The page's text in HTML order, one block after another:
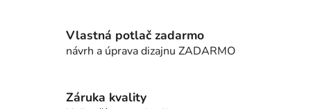
i
e
Vlastná potlač zadarmo
návrh a úprava dizajnu ZADARMO
Záruka kvality